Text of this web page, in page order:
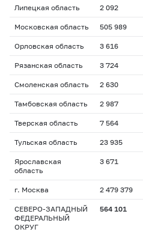
Липецкая область 2 092
Московская область 505 989
Орловская область 3 616
Рязанская область 3 724
Смоленская область 2 630
Тамбовская область 2 987
Тверская область 7 564
Тульская область 23 935
Ярославская
область
3 671
г. Москва 2 479 379
СЕВЕРО-ЗАПАДНЫЙ
ФЕДЕРАЛЬНЫЙ
ОКРУГ
564 101